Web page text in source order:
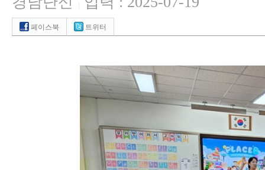
페이스북 트위터